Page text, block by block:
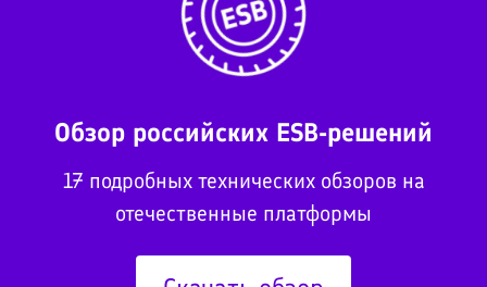
Обзор российских ESB-решений
17 подробных технических обзоров на
отечественные платформы